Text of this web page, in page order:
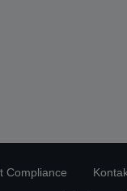
Compliance